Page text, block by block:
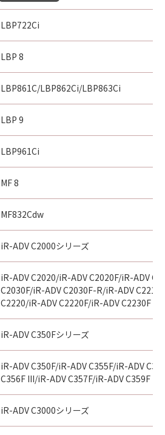
LBP722Ci
LBP 8
LBP861C/LBP862Ci/LBP863Ci
LBP 9
LBP961Ci
MF 8
MF832Cdw
iR-ADV C2000シリーズ
iR-ADV C2020/iR-ADV C2020F/iR-ADV
C2030F/iR-ADV C2030F-R/iR-ADV
C2220/iR-ADV C2220F/iR-ADV C2230F
iR-ADV C350Fシリーズ
iR-ADV C350F/iR-ADV C355F/iR-ADV
C356F III/iR-ADV C357F/iR-ADV C359F
iR-ADV C3000シリーズ